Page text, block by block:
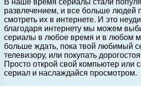
развлечением, и все больше людей
смотреть их в интернете. И это
благодаря интернету мы можем
сериалы в любое время и в любом
больше ждать, пока твой любимый
телевизору, или покупать
Просто открой свой компьютер или
сериал и наслаждайся просмотром.